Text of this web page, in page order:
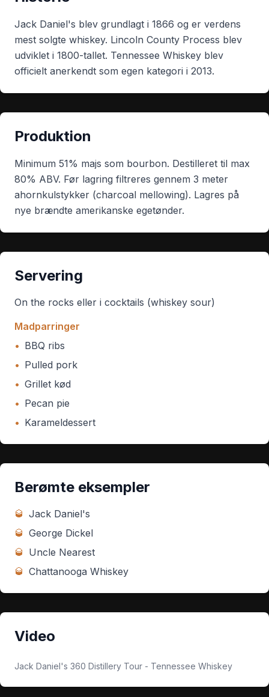
Jack Daniel's blev grundlagt i 1866 og er verdens
mest solgte whiskey. Lincoln County Process blev
udviklet i 1800-tallet. Tennessee Whiskey blev
officielt anerkendt som egen kategori i 2013.
Produktion
Minimum 51% majs som bourbon. Destilleret til max
80% ABV. Før lagring filtreres gennem 3 meter
ahornkulstykker (charcoal mellowing). Lagres på
nye brændte amerikanske egetønder.
Servering
On the rocks eller i cocktails (whiskey sour)
Madparringer
• BBQ ribs
• Pulled pork
• Grillet kød
• Pecan pie
• Karameldessert
Berømte eksempler
🥃 Jack Daniel's
🥃 George Dickel
🥃 Uncle Nearest
🥃 Chattanooga Whiskey
Video
Jack Daniel's 360 Distillery Tour - Tennessee Whiskey